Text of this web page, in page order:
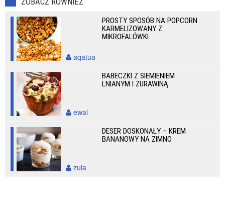
PROSTY SPOSÓB NA POPCORN
KARMELIZOWANY Z
MIKROFALÓWKI
aqatua
BABECZKI Z SIEMIENIEM
LNIANYM I ŻURAWINĄ
ewal
DESER DOSKONAŁY – KREM
BANANOWY NA ZIMNO
zula